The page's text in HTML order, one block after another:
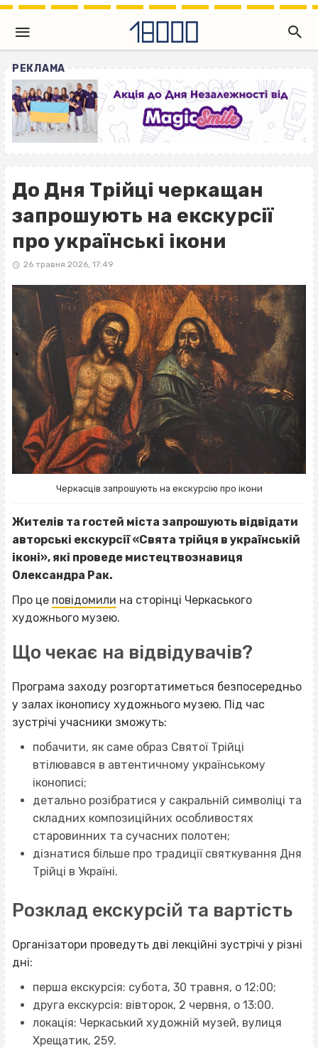
РЕКЛАМА
До Дня Трійці черкащан
запрошують на екскурсії
про українські ікони
26 травня 2026, 17:49
Черкасців запрошують на екскурсію про ікони
Жителів та гостей міста запрошують відвідати
авторські екскурсії «Свята трійця в українській
іконі», які проведе мистецтвознавиця
Олександра Рак.
Про це повідомили на сторінці Черкаського
художнього музею.
Що чекає на відвідувачів?
Програма заходу розгортатиметься безпосередньо
у залах іконопису художнього музею. Під час
зустрічі учасники зможуть:
побачити, як саме образ Святої Трійці
втілювався в автентичному українському
іконописі;
детально розібратися у сакральній символіці та
складних композиційних особливостях
старовинних та сучасних полотен;
дізнатися більше про традиції святкування Дня
Трійці в Україні.
Розклад екскурсій та вартість
Організатори проведуть дві лекційні зустрічі у різні
дні:
перша екскурсія: субота, 30 травня, о 12:00;
друга екскурсія: вівторок, 2 червня, о 13:00.
локація: Черкаський художній музей, вулиця
Хрещатик, 259.